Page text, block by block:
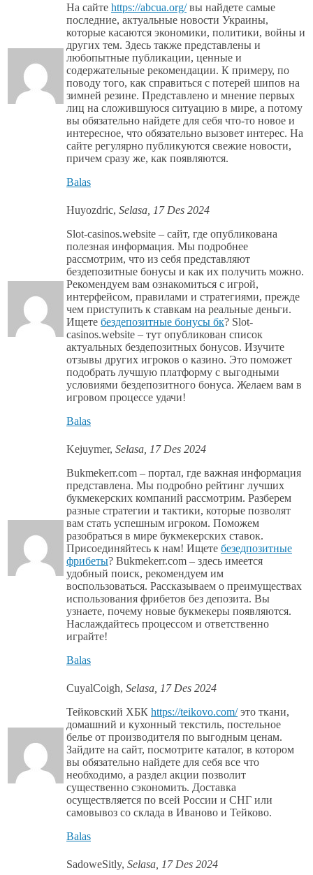
На сайте https://abcua.org/вы найдете самые
последние, актуальные новости Украины,
которые касаются экономики, политики, войны и
других тем. Здесь также представлены и
любопытные публикации, ценные и
содержательные рекомендации. К примеру, по
поводу того, как справиться с потерей шипов на
зимней резине. Представлено и мнение первых
лиц на сложившуюся ситуацию в мире, а потому
вы обязательно найдете для себя что-то новое и
интересное, что обязательно вызовет интерес. На
сайте регулярно публикуются свежие новости,
причем сразу же, как появляются.
Balas
Huyozdric, Selasa, 17 Des 2024
Slot-casinos.website – сайт, где опубликована
полезная информация. Мы подробнее
рассмотрим, что из себя представляют
бездепозитные бонусы и как их получить можно.
Рекомендуем вам ознакомиться с игрой,
интерфейсом, правилами и стратегиями, прежде
чем приступить к ставкам на реальные деньги.
Ищете бездепозитные бонусы бк? Slot-
casinos.website – тут опубликован список
актуальных бездепозитных бонусов. Изучите
отзывы других игроков о казино. Это поможет
подобрать лучшую платформу с выгодными
условиями бездепозитного бонуса. Желаем вам в
игровом процессе удачи!
Balas
Kejuymer, Selasa, 17 Des 2024
Bukmekerr.com – портал, где важная информация
представлена. Мы подробно рейтинг лучших
букмекерских компаний рассмотрим. Разберем
разные стратегии и тактики, которые позволят
вам стать успешным игроком. Поможем
разобраться в мире букмекерских ставок.
Присоединяйтесь к нам! Ищете безедпозитные
фрибеты? Bukmekerr.com – здесь имеется
удобный поиск, рекомендуем им
воспользоваться. Рассказываем о преимуществах
использования фрибетов без депозита. Вы
узнаете, почему новые букмекеры появляются.
Наслаждайтесь процессом и ответственно
играйте!
Balas
CuyalCoigh, Selasa, 17 Des 2024
Тейковский ХБК https://teikovo.com/это ткани,
домашний и кухонный текстиль, постельное
белье от производителя по выгодным ценам.
Зайдите на сайт, посмотрите каталог, в котором
вы обязательно найдете для себя все что
необходимо, а раздел акции позволит
существенно сэкономить. Доставка
осуществляется по всей России и СНГ или
самовывоз со склада в Иваново и Тейково.
Balas
SadoweSitly, Selasa, 17 Des 2024